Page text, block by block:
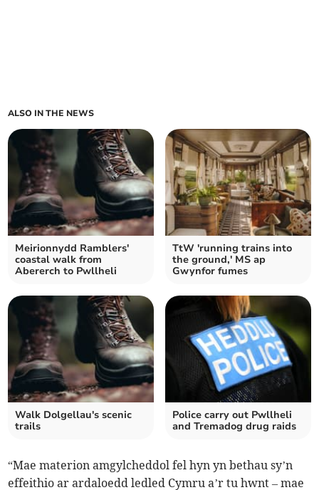
ALSO IN THE NEWS
Meirionnydd Ramblers'
coastal walk from
Abererch to Pwllheli
TtW 'running trains into
the ground,' MS ap
Gwynfor fumes
Walk Dolgellau's scenic
trails
Police carry out Pwllheli
and Tremadog drug raids
“Mae materion amgylcheddol fel hyn yn bethau sy’n
effeithio ar ardaloedd ledled Cymru a’r tu hwnt ­– mae